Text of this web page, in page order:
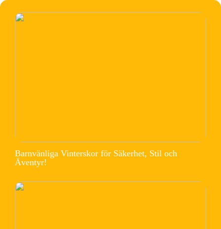
Barnvänliga Vinterskor för Säkerhet, Stil och
Äventyr!